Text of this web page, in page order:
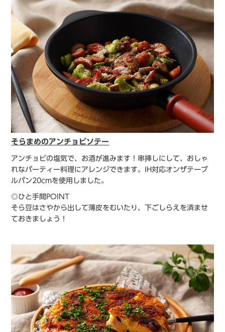
そらまめのアンチョビソテー
アンチョビの塩気で、お酒が進みます！串挿しにして、おしゃ
れなパーティー料理にアレンジできます。IH対応オンザテーブ
ルパン20cmを使用しました。
◎ひと手間POINT
そら豆はさやから出して薄皮をむいたり、下ごしらえを済ませ
ておきましょう！